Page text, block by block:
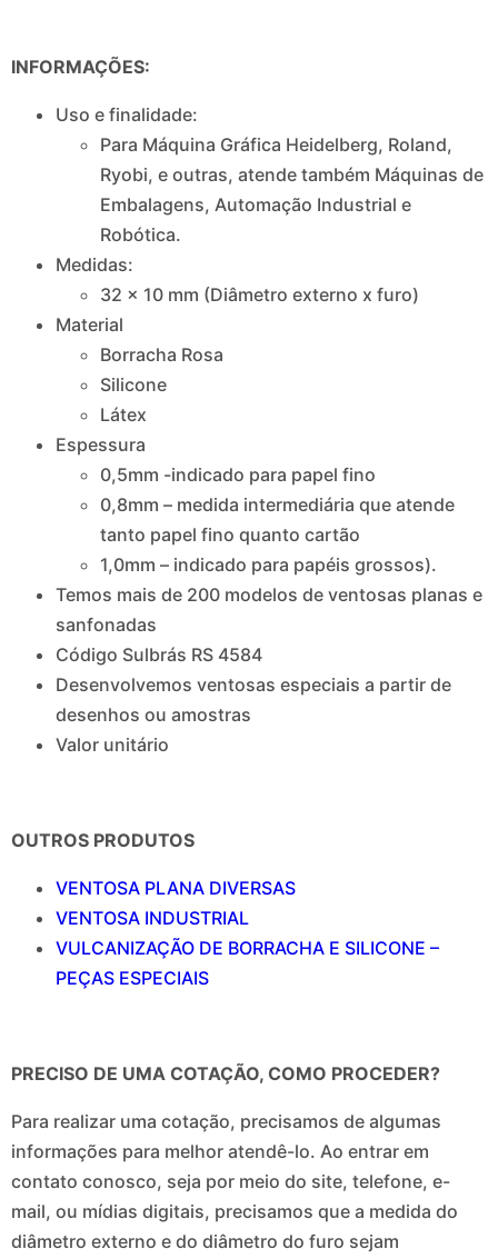
INFORMAÇÕES:
Uso e finalidade:
Para Máquina Gráfica Heidelberg, Roland,
Ryobi, e outras, atende também Máquinas de
Embalagens, Automação Industrial e
Robótica.
Medidas:
32 x 10 mm (Diâmetro externo x furo)
Material
Borracha Rosa
Silicone
Látex
Espessura
0,5mm -indicado para papel fino
0,8mm – medida intermediária que atende
tanto papel fino quanto cartão
1,0mm – indicado para papéis grossos).
Temos mais de 200 modelos de ventosas planas e
sanfonadas
Código Sulbrás RS 4584
Desenvolvemos ventosas especiais a partir de
desenhos ou amostras
Valor unitário
OUTROS PRODUTOS
VENTOSA PLANA DIVERSAS
VENTOSA INDUSTRIAL
VULCANIZAÇÃO DE BORRACHA E SILICONE –
PEÇAS ESPECIAIS
PRECISO DE UMA COTAÇÃO, COMO PROCEDER?
Para realizar uma cotação, precisamos de algumas
informações para melhor atendê-lo. Ao entrar em
contato conosco, seja por meio do site, telefone, e-
mail, ou mídias digitais, precisamos que a medida do
diâmetro externo e do diâmetro do furo sejam